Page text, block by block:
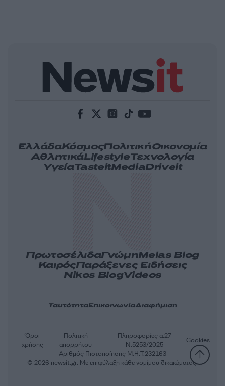
ΕλλάδαΚόσμοςΠολιτικήΟικονομία
ΑθλητικάLifestyleΤεχνολογία
ΥγείαTasteitMediaDriveit
ΠρωτοσέλιδαΓνώμηMelas Blog
ΚαιρόςΠαράξενες Ειδήσεις
Nikos BlogVideos
ΤαυτότηταΕπικοινωνίαΔιαφήμιση
Αριθμός Πιστοποίησης Μ.Η.Τ.232163
Όροι
χρήσης
Πολιτική
απορρήτου
Πληροφορίες α.27
Ν.5253/2025
Cookies
© 2026 newsit.gr. Με επιφύλαξη κάθε νομίμου δικαιώματος.